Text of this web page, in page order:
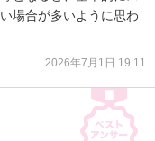
場合が多いように思わ
2026年7月1日 19:11